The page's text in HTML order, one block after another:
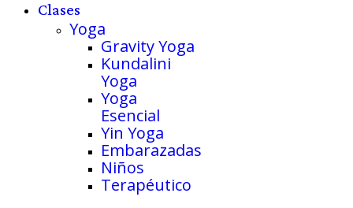
Clases
Yoga
Gravity Yoga
Kundalini
Yoga
Yoga
Esencial
Yin Yoga
Embarazadas
Niños
Terapéutico